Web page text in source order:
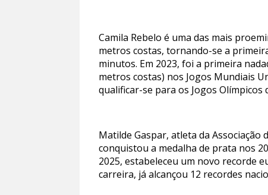
Camila Rebelo é uma das mais
metros costas, tornando-se a
minutos. Em 2023, foi a primeira
metros costas) nos Jogos Mundiais
qualificar-se para os Jogos Olímpicos
Matilde Gaspar, atleta da Associação
conquistou a medalha de prata nos
2025, estabeleceu um novo recorde
carreira, já alcançou 12 recordes